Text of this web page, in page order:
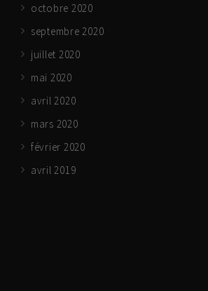
octobre 2020
septembre 2020
juillet 2020
mai 2020
avril 2020
mars 2020
février 2020
avril 2019